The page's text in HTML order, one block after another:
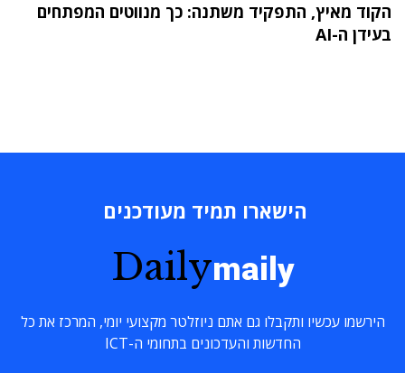
הקוד מאיץ, התפקיד משתנה: כך מנווטים המפתחים
בעידן ה-AI
הישארו תמיד מעודכנים
Dailymaily
הירשמו עכשיו ותקבלו גם אתם ניוזלטר מקצועי יומי, המרכז את כל
החדשות והעדכונים בתחומי ה-ICT